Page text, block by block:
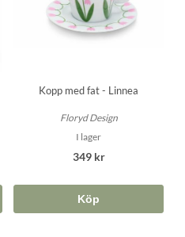
Kopp med fat - Linnea
Floryd Design
I lager
349 kr
Köp